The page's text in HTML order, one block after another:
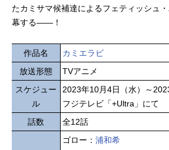
たカミサマ候補達によるフェティッシュ
幕する――！
作品名
カミエラビ
放送形態
TVアニメ
スケジュー
ル
2023年10月4日（水）～
フジテレビ「+Ultra」にて
話数
全12話
ゴロー： 浦和希